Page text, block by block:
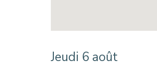
Jeudi 6 août